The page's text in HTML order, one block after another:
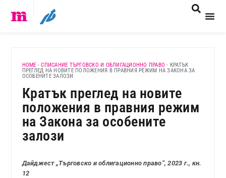
HOME -СПИСАНИЕ ТЪРГОВСКО И ОБЛИГАЦИОННО ПРАВО - КРАТЪК
ПРЕГЛЕД НА НОВИТЕ ПОЛОЖЕНИЯ В ПРАВНИЯ РЕЖИМ НА ЗАКОНА ЗА
ОСОБЕНИТЕ ЗАЛОЗИ
Кратък преглед на новите
положения в правния режим
на Закона за особените
залози
Дайджест „Търговско и облигационно право“, 2023 г., кн.
12